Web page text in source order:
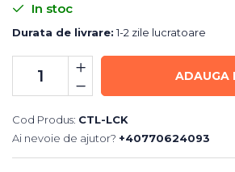
In stoc
Durata de livrare:1-2 zile lucratoare
ADAUGA
Cod Produs: CTL-LCK
Ai nevoie de ajutor? +40770624093